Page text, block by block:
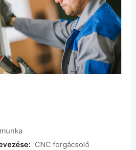
CNC forgácsoló